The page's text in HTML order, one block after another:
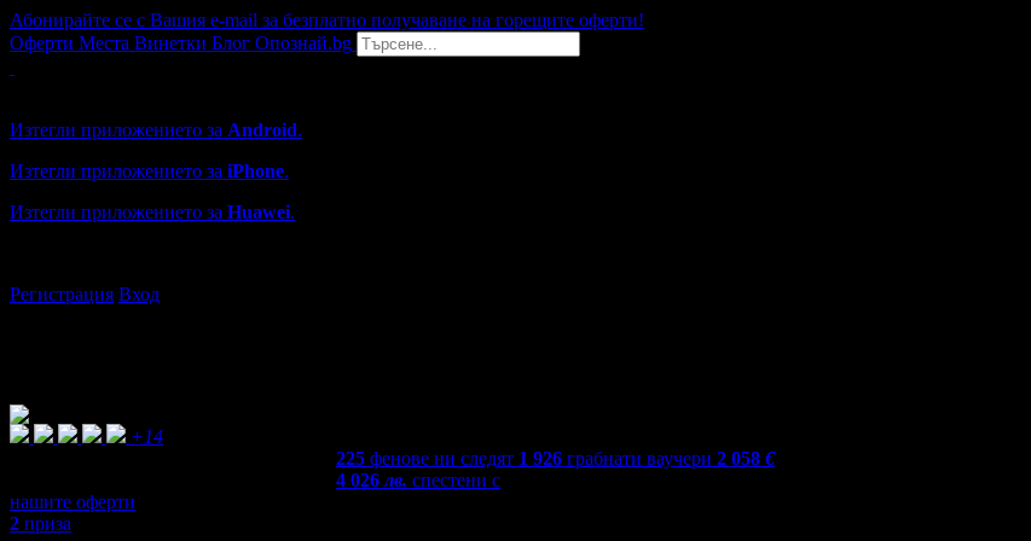
Абонирайте се с Вашия e-mail за безплатно получаване на горещите оферти!
Оферти Места Винетки Блог Опознай.bg
Изтегли приложението за Android.
Изтегли приложението за iPhone.
Изтегли приложението за Huawei.
Регистрация Вход
+14
225 фенове ни следят 1 926 грабнати ваучери 2 058 €
4 026лв. спестени с
нашите оферти
2 приза